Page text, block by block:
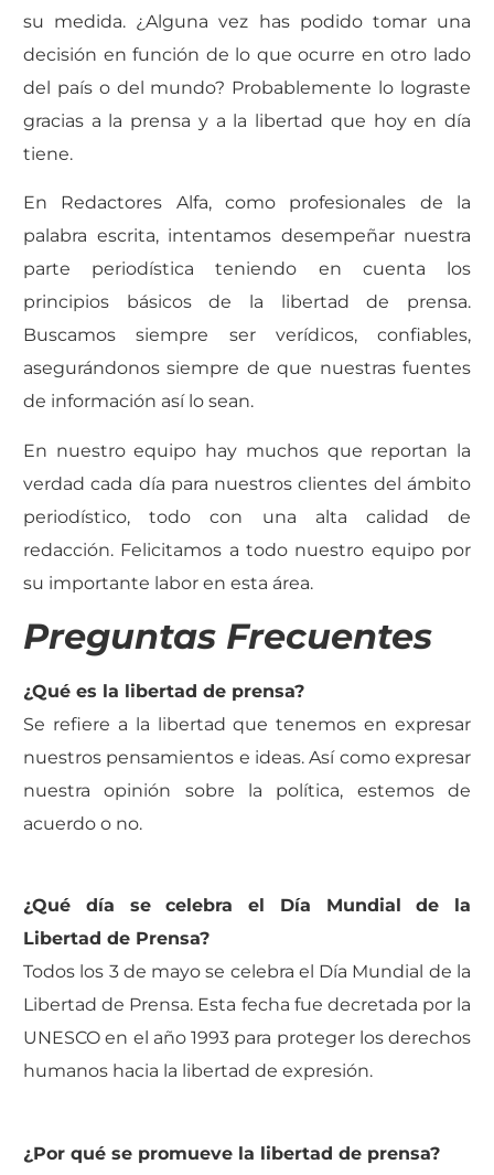
su medida. ¿Alguna vez has podido tomar una
decisión en función de lo que ocurre en otro lado
del país o del mundo? Probablemente lo lograste
gracias a la prensa y a la libertad que hoy en día
tiene.
En Redactores Alfa, como profesionales de la
palabra escrita, intentamos desempeñar nuestra
parte periodística teniendo en cuenta los
principios básicos de la libertad de prensa.
Buscamos siempre ser verídicos, confiables,
asegurándonos siempre de que nuestras fuentes
de información así lo sean.
En nuestro equipo hay muchos que reportan la
verdad cada día para nuestros clientes del ámbito
periodístico, todo con una alta calidad de
redacción. Felicitamos a todo nuestro equipo por
su importante labor en esta área.
Preguntas Frecuentes
¿Qué es la libertad de prensa?
Se refiere a la libertad que tenemos en expresar
nuestros pensamientos e ideas. Así como expresar
nuestra opinión sobre la política, estemos de
acuerdo o no.
¿Qué día se celebra el Día Mundial de la
Libertad de Prensa?
Todos los 3 de mayo se celebra el Día Mundial de la
Libertad de Prensa. Esta fecha fue decretada por la
UNESCO en el año 1993 para proteger los derechos
humanos hacia la libertad de expresión.
¿Por qué se promueve la libertad de prensa?